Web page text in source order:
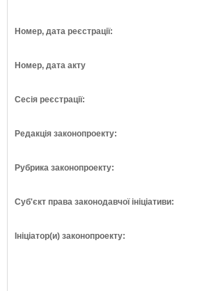
Номер, дата реєстрації:
Номер, дата акту
Сесія реєстрації:
Редакція законопроекту:
Рубрика законопроекту:
Суб'єкт права законодавчої ініціативи:
Ініціатор(и) законопроекту: